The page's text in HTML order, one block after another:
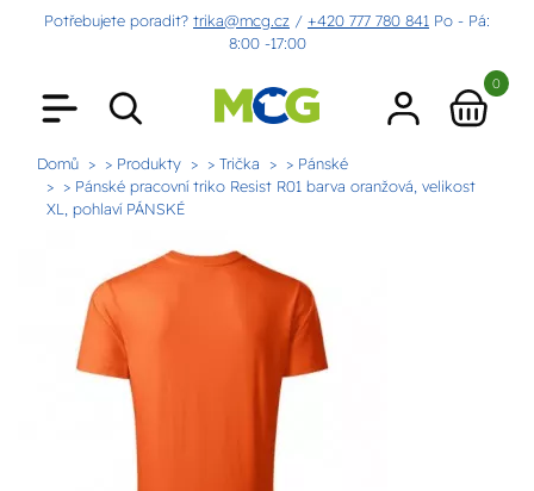
Potřebujete poradit? trika@mcg.cz / +420 777 780 841 Po - Pá:
8:00 -17:00
0
Domů > Produkty > Trička
> Pánské
> Pánské pracovní triko Resist R01 barva oranžová, velikost
XL, pohlaví PÁNSKÉ